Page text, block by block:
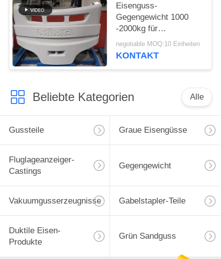
Eisenguss-
Gegengewicht 1000
-2000kg für
Forstwirtschafts-Bahn-
Erntemaschinen
negotiable MOQ:10 Einheiten
KONTAKT
Beliebte Kategorien Alle
Gussteile Graue Eisengüsse
Fluglageanzeiger-
Castings
Gegengewicht
Vakuumgusserzeugnisse Gabelstapler-Teile
Duktile Eisen-
Produkte
Grün Sandguss